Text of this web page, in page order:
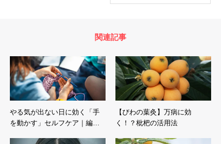
関連記事
やる気が出ない日に効く「手
を動かす」セルフケア｜編…
【びわの葉灸】万病に効
く！？枇杷の活用法